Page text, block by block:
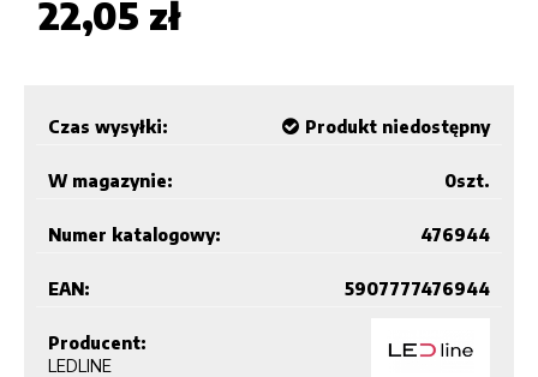
22,05 zł
Czas wysyłki: Produkt niedostępny
W magazynie: szt.
0
Numer katalogowy: 476944
EAN: 5907777476944
Producent:
LEDLINE